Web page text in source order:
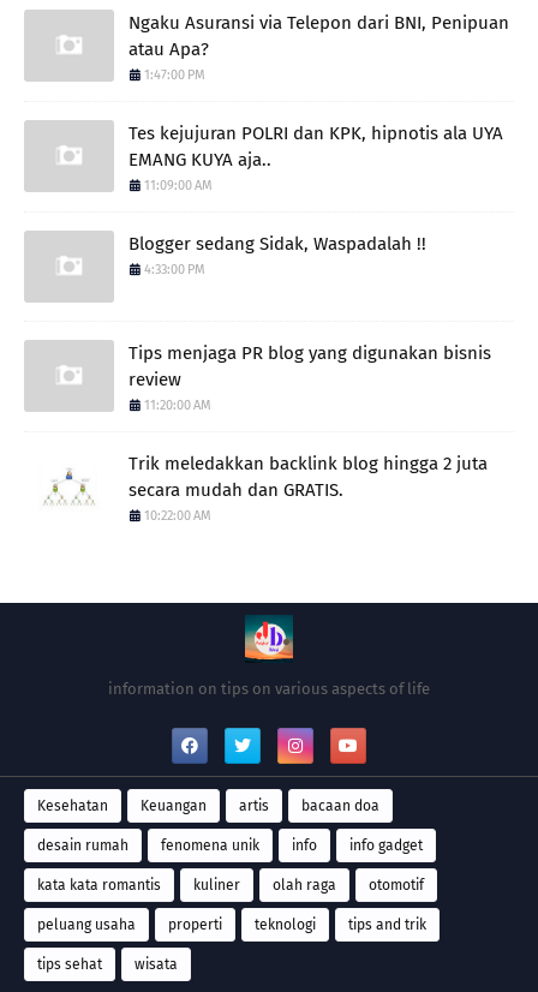
Ngaku Asuransi via Telepon dari BNI, Penipuan
atau Apa?
1:47:00 PM
Tes kejujuran POLRI dan KPK, hipnotis ala UYA
EMANG KUYA aja..
11:09:00 AM
Blogger sedang Sidak, Waspadalah !!
4:33:00 PM
Tips menjaga PR blog yang digunakan bisnis
review
11:20:00 AM
Trik meledakkan backlink blog hingga 2 juta
secara mudah dan GRATIS.
10:22:00 AM
information on tips on various aspects of life
Kesehatan Keuangan artis bacaan doa
desain rumah fenomena unik info info gadget
kata kata romantis kuliner olah raga otomotif
peluang usaha properti teknologi tips and trik
tips sehat wisata